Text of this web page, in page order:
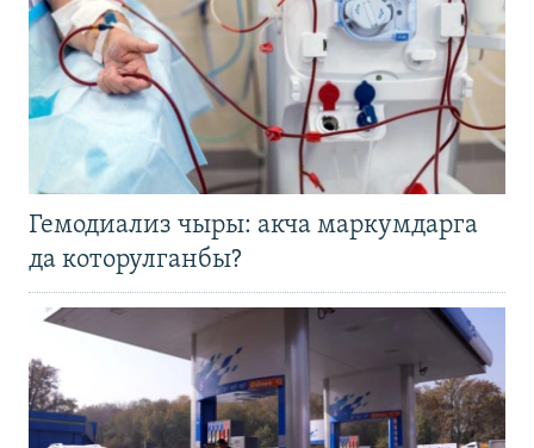
Гемодиализ чыры: акча маркумдарга
да которулганбы?